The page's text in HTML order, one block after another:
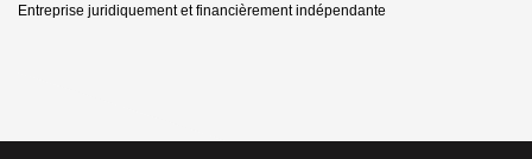
Entreprise juridiquement et financièrement indépendante